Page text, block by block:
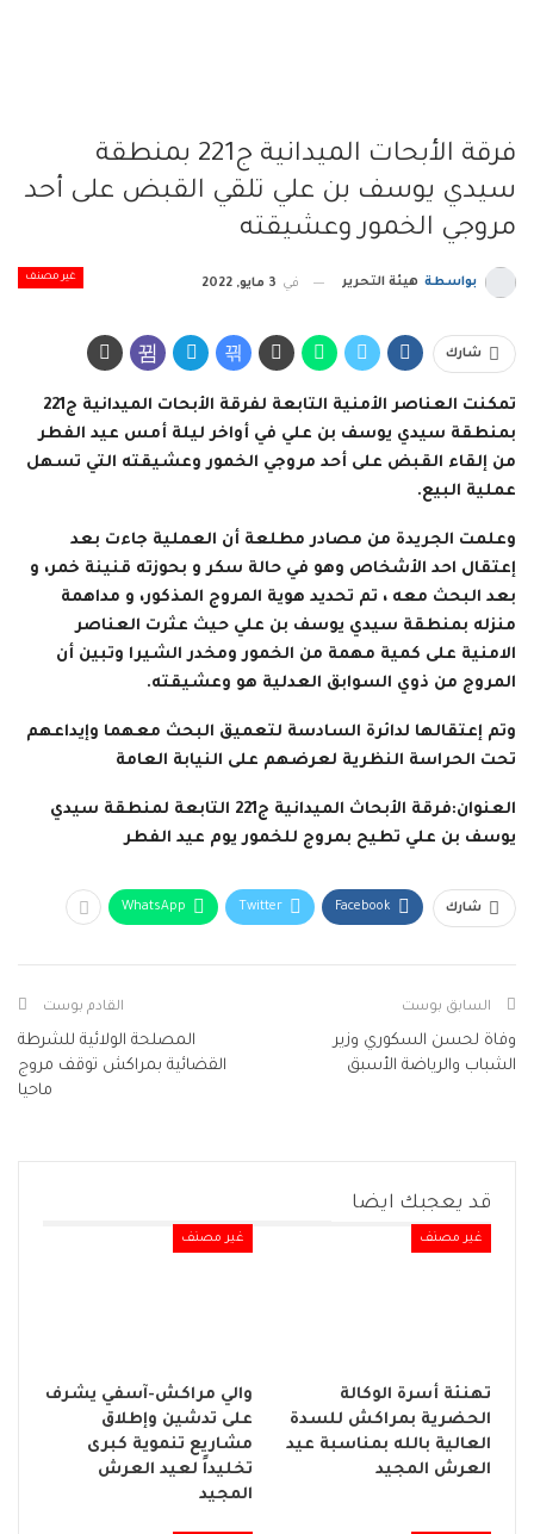
فرقة الأبحات الميدانية ج221 بمنطقة
سيدي يوسف بن علي تلقي القبض على أحد
مروجي الخمور وعشيقته
غير مصنف بواسطة هيئة التحرير في 3 مايو, 2022
شارك
تمكنت العناصر الأمنية التابعة لفرقة الأبحات الميدانية ج221
بمنطقة سيدي يوسف بن علي في أواخر ليلة أمس عيد الفطر
من إلقاء القبض على أحد مروجي الخمور وعشيقته التي تسهل
عملية البيع.
وعلمت الجريدة من مصادر مطلعة أن العملية جاءت بعد
إعتقال احد الأشخاص وهو في حالة سكر و بحوزته قنينة خمر، و
بعد البحث معه ، تم تحديد هوية المروج المذكور، و مداهمة
منزله بمنطقة سيدي يوسف بن علي حيث عثرت العناصر
الامنية على كمية مهمة من الخمور ومخدر الشيرا وتبين أن
المروج من ذوي السوابق العدلية هو وعشيقته.
وتم إعتقالها لدائرة السادسة لتعميق البحث معهما وإيداعهم
تحت الحراسة النظرية لعرضهم على النيابة العامة
العنوان:فرقة الأبحاث الميدانية ج221 التابعة لمنطقة سيدي
يوسف بن علي تطيح بمروج للخمور يوم عيد الفطر
شارك Facebook
Twitter
WhatsApp
السابق بوست
وفاة لحسن السكوري وزير
الشباب والرياضة الأسبق
القادم بوست
المصلحة الولائية للشرطة
القضائية بمراكش توقف مروج
ماحيا
قد يعجبك ايضا
غير مصنف
تهنئة أسرة الوكالة
الحضرية بمراكش للسدة
العالية بالله بمناسبة عيد
العرش المجيد
غير مصنف
والي مراكش-آسفي يشرف
على تدشين وإطلاق
مشاريع تنموية كبرى
تخليداً لعيد العرش
المجيد